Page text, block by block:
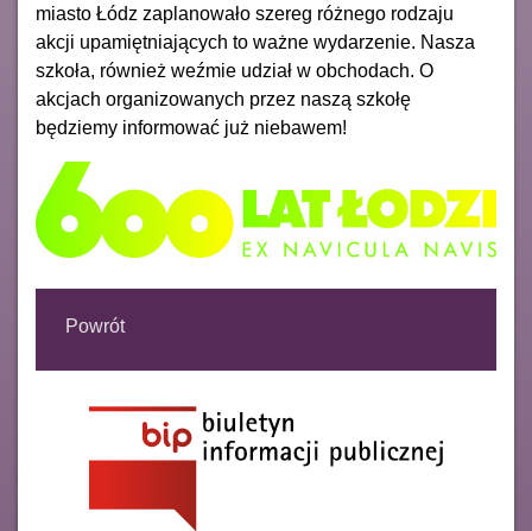
miasto Łódz zaplanowało szereg różnego rodzaju
akcji upamiętniających to ważne wydarzenie. Nasza
szkoła, również weźmie udział w obchodach. O
akcjach organizowanych przez naszą szkołę
będziemy informować już niebawem!
Powrót